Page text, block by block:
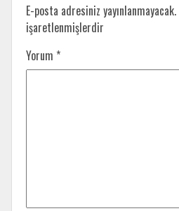
E-posta adresiniz yayınlanmayacak.
işaretlenmişlerdir
Yorum *